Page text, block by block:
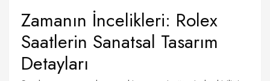
Zamanın İncelikleri: Rolex
Saatlerin Sanatsal Tasarım
Detayları